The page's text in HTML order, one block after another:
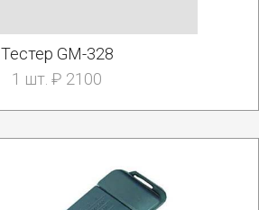
Тестер GM-328
1 шт. ₽ 2100